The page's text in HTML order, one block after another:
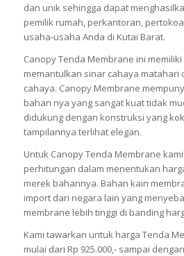
dan unik sehingga dapat
pemilik rumah, perkantoran,
usaha-usaha Anda di Kutai Barat.
Canopy Tenda Membrane ini
memantulkan sinar cahaya matahari
cahaya. Canopy Membrane
bahan nya yang sangat kuat tidak
didukung dengan konstruksi yang
tampilannya terlihat elegan.
Untuk Canopy Tenda Membrane
perhitungan dalam menentukan
merek bahannya. Bahan kain
import dari negara lain yang
membrane lebih tinggi di banding
Kami tawarkan untuk harga Tenda
mulai dari Rp 925.000,- sampai